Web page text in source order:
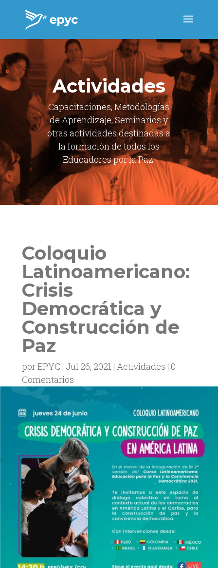
Actividades
Capacitaciones, Metodologías
de Aprendizaje, Seminarios y
otras actividades destinadas a
la formación de todos los
Educadores por la Paz.
Coloquio
Latinoamericano:
Crisis
Democrática y
Construcción de
Paz
porEPYC Jul 26, 2021 Actividades 0
Comentarios